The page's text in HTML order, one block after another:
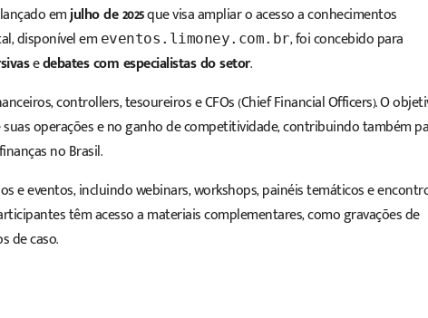
emjulho de 2025que visa ampliar o acesso a conhecimentos
disponível em eventos.limoney.com.br, foi concebido para
edebates com especialistas do setor.
controllers, tesoureiros e CFOs (Chief Financial Officers). O
operações e no ganho de competitividade, contribuindo também
no Brasil.
e eventos, incluindo webinars, workshops, painéis temáticos e
têm acesso a materiais complementares, como gravações de
de caso.